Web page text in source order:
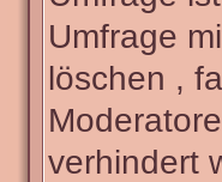
Umfrage
löschen ,
verhindert